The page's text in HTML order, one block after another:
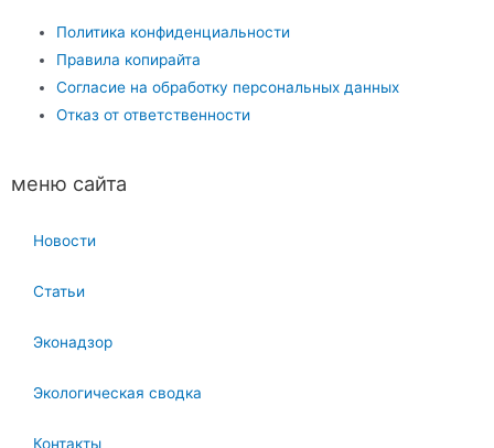
Политика конфиденциальности
Правила копирайта
Согласие на обработку персональных данных
Отказ от ответственности
меню сайта
Новости
Статьи
Эконадзор
Экологическая сводка
Контакты